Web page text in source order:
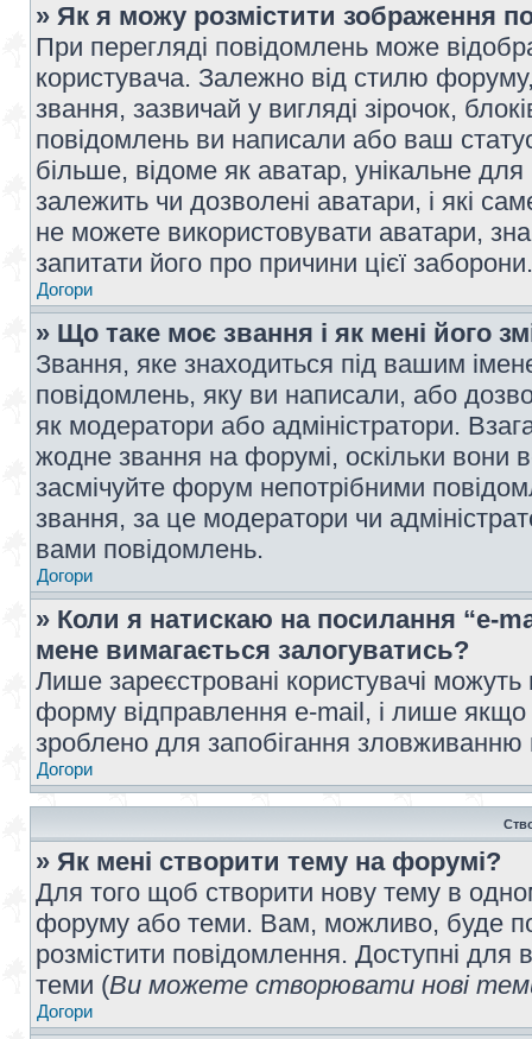
» Як я можу розмістити зображення
При перегляді повідомлень може
користувача. Залежно від стилю
звання, зазвичай у вигляді зірочок,
повідомлень ви написали або ваш
більше, відоме як аватар, унікальне
залежить чи дозволені аватари, і які
не можете використовувати аватари,
запитати його про причини цієї заборони.
Догори
» Що таке моє звання і як мені його
Звання, яке знаходиться під вашим
повідомлень, яку ви написали, або
як модератори або адміністратори.
жодне звання на форумі, оскільки вони
засмічуйте форум непотрібними
звання, за це модератори чи
вами повідомлень.
Догори
» Коли я натискаю на посилання “e-
мене вимагається залогуватись?
Лише зареєстровані користувачі
форму відправлення e-mail, і лише
зроблено для запобігання
Догори
» Як мені створити тему на форумі?
Для того щоб створити нову тему в
форуму або теми. Вам, можливо, буде
розмістити повідомлення. Доступні для
теми (Ви можете створювати нові
Догори